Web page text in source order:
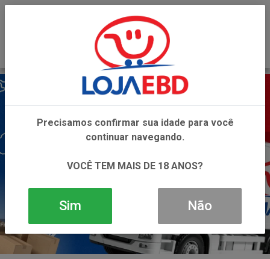
Precisamos confirmar sua idade para você
continuar navegando.
VOCÊ TEM MAIS DE 18 ANOS?
Sim Não